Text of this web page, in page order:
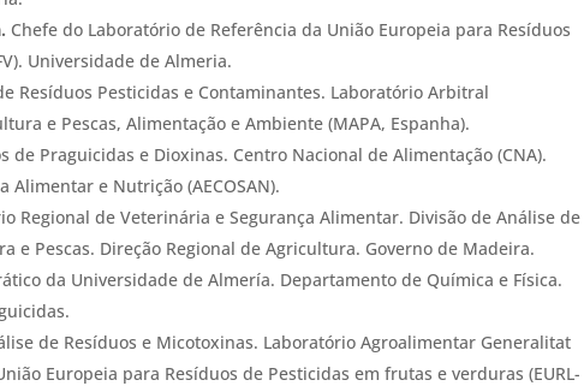
Chefe do Laboratório de Referência da União Europeia para Resíduos
Universidade de Almeria.
Resíduos Pesticidas e Contaminantes. Laboratório Arbitral
e Pescas, Alimentação e Ambiente (MAPA, Espanha).
de Praguicidas e Dioxinas. Centro Nacional de Alimentação (CNA).
Alimentar e Nutrição (AECOSAN).
Regional de Veterinária e Segurança Alimentar. Divisão de Análise de
e Pescas. Direção Regional de Agricultura. Governo de Madeira.
da Universidade de Almería. Departamento de Química e Física.
de Resíduos e Micotoxinas. Laboratório Agroalimentar Generalitat
Europeia para Resíduos de Pesticidas em frutas e verduras (EURL-